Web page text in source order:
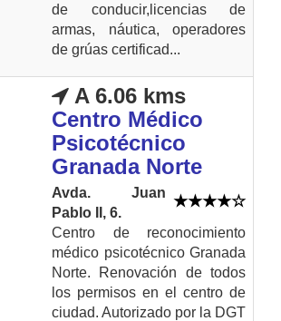
de conducir,licencias de
armas, náutica, operadores
de grúas certificad...
A 6.06 kms
Centro Médico
Psicotécnico
Granada Norte
Avda. Juan
Pablo II, 6.
Centro de reconocimiento
médico psicotécnico Granada
Norte. Renovación de todos
los permisos en el centro de
ciudad. Autorizado por la DGT